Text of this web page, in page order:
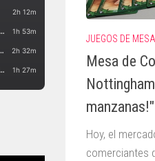
JUEGOS DE MESA
Mesa de
manzanas!"
Hoy, el
comerciantes